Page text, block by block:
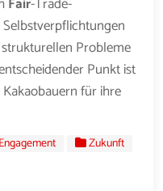
Probleme
Punkt ist
für ihre
Engagement
Zukunft